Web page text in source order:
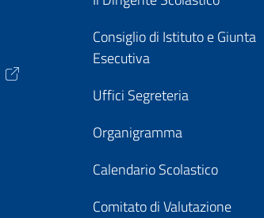
Consiglio di Istituto e Giunta
Esecutiva
Uffici Segreteria
Organigramma
Calendario Scolastico
Comitato di Valutazione